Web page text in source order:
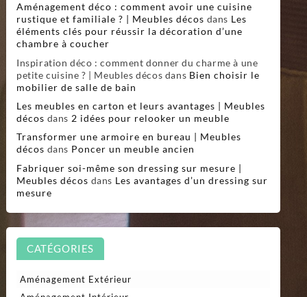
Aménagement déco : comment avoir une cuisine
rustique et familiale ? | Meubles décos dans Les
éléments clés pour réussir la décoration d’une
chambre à coucher
Inspiration déco : comment donner du charme à une
petite cuisine ? | Meubles décos dans Bien choisir le
mobilier de salle de bain
Les meubles en carton et leurs avantages | Meubles
décos dans 2 idées pour relooker un meuble
Transformer une armoire en bureau | Meubles
décos dans Poncer un meuble ancien
Fabriquer soi-même son dressing sur mesure |
Meubles décos dans Les avantages d’un dressing sur
mesure
CATÉGORIES
Aménagement Extérieur